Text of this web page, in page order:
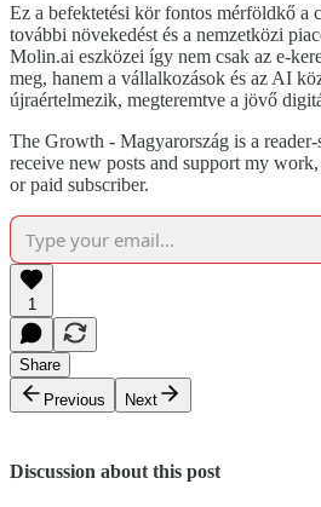
Ez a befektetési kör fontos mérföldkő a
további növekedést és a nemzetközi
Molin.ai eszközei így nem csak az e-
meg, hanem a vállalkozások és az AI
újraértelmezik, megteremtve a jövő
The Growth - Magyarország is a
receive new posts and support my
or paid subscriber.
1
Share
Previous
Next
Discussion about this post